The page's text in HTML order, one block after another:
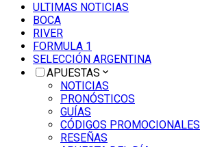
ULTIMAS NOTICIAS
BOCA
RIVER
FORMULA 1
SELECCIÓN ARGENTINA
APUESTAS
NOTICIAS
PRONÓSTICOS
GUÍAS
CÓDIGOS PROMOCIONALES
RESEÑAS